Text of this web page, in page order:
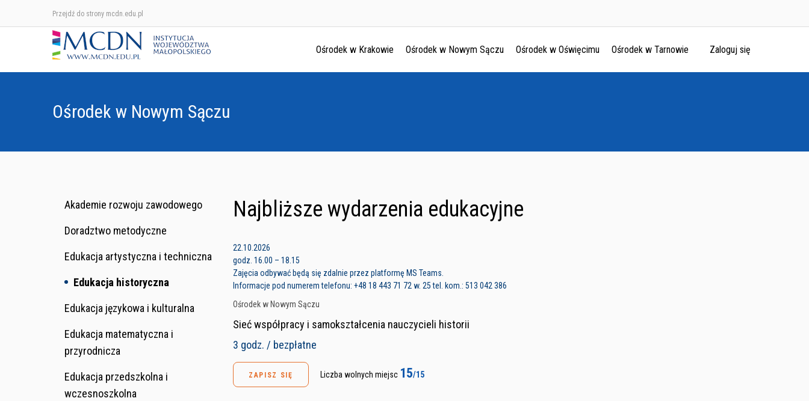
Przejdź do strony mcdn.edu.pl
Ośrodek w Krakowie Ośrodek w Nowym Sączu Ośrodek w Oświęcimu Ośrodek w Tarnowie Zaloguj się
Ośrodek w Nowym Sączu
Akademie rozwoju zawodowego
Doradztwo metodyczne
Edukacja artystyczna i techniczna
Edukacja historyczna
Edukacja językowa i kulturalna
Edukacja matematyczna i
przyrodnicza
Edukacja przedszkolna i
wczesnoszkolna
Najbliższe wydarzenia edukacyjne
22.10.2026
godz. 16.00 – 18.15
Zajęcia odbywać będą się zdalnie przez platformę MS Teams.
Informacje pod numerem telefonu: +48 18 443 71 72 w. 25 tel. kom.: 513 042 386
Ośrodek w Nowym Sączu
Sieć współpracy i samokształcenia nauczycieli historii
3 godz. / bezpłatne
ZAPISZ SIĘ Liczba wolnych miejsc 15/15
Ośrodek w Krakowie